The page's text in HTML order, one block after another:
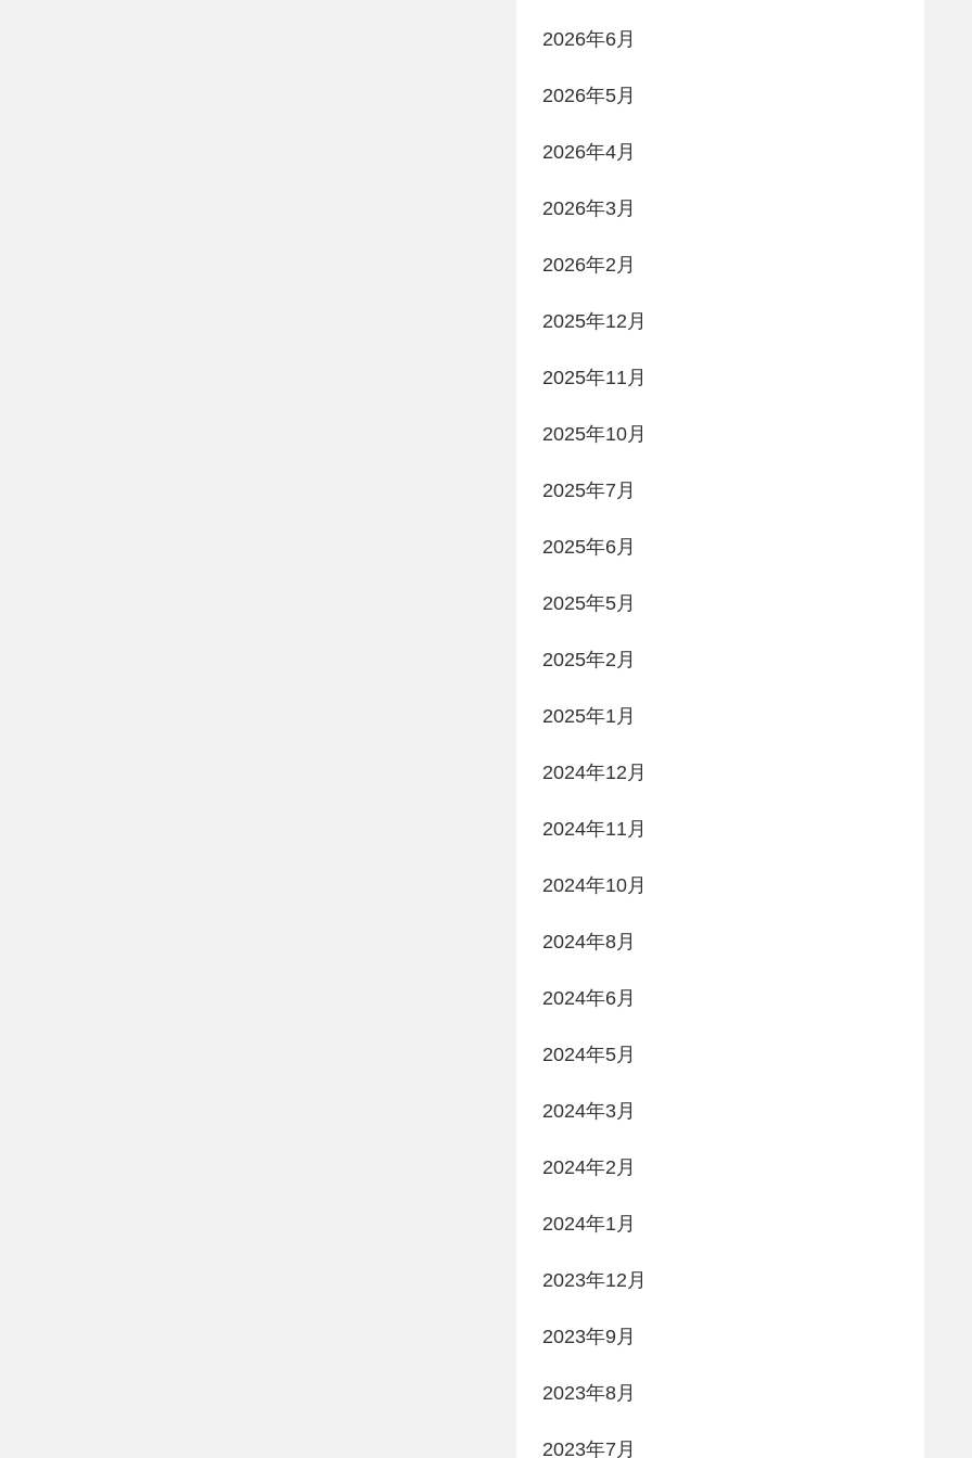
2026年6月
2026年5月
2026年4月
2026年3月
2026年2月
2025年12月
2025年11月
2025年10月
2025年7月
2025年6月
2025年5月
2025年2月
2025年1月
2024年12月
2024年11月
2024年10月
2024年8月
2024年6月
2024年5月
2024年3月
2024年2月
2024年1月
2023年12月
2023年9月
2023年8月
2023年7月